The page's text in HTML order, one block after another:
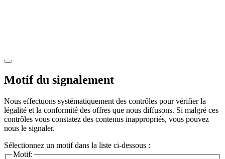
Motif du signalement
Nous effectuons systématiquement des contrôles pour vérifier la
légalité et la conformité des offres que nous diffusons. Si malgré ces
contrôles vous constatez des contenus inappropriés, vous pouvez
nous le signaler.
Sélectionnez un motif dans la liste ci-dessous :
Motif: